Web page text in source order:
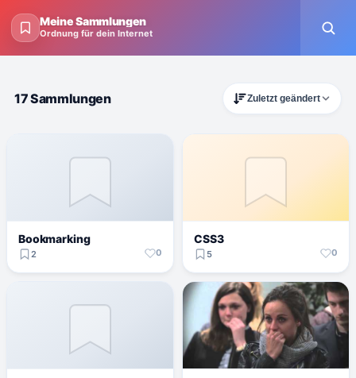
Meine Sammlungen
Ordnung für dein Internet
17 Sammlungen Zuletzt geändert
Bookmarking
2 0
CSS3
5 0